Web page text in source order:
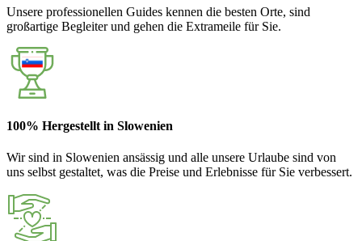
Unsere professionellen Guides kennen die besten Orte, sind
großartige Begleiter und gehen die Extrameile für Sie.
100% Hergestellt in Slowenien
Wir sind in Slowenien ansässig und alle unsere Urlaube sind von
uns selbst gestaltet, was die Preise und Erlebnisse für Sie verbessert.